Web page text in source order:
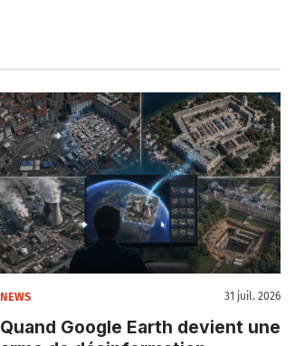
NEWS 31 juil. 2026
Quand Google Earth devient une